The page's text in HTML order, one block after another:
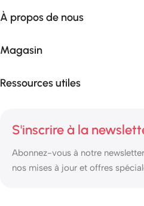
À propos de nous
Magasin
Ressources utiles
S'inscrire à la
Abonnez-vous à notre
nos mises à jour et offres